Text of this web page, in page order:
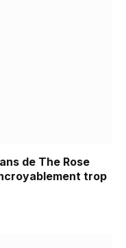
de The Rose
trop